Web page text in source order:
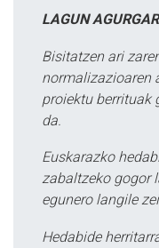
LAGUN
Bisitatzen ari
normalizazioaren
proiektu berrituak
da.
Euskarazko
zabaltzeko gogor
egunero langile
Hedabide